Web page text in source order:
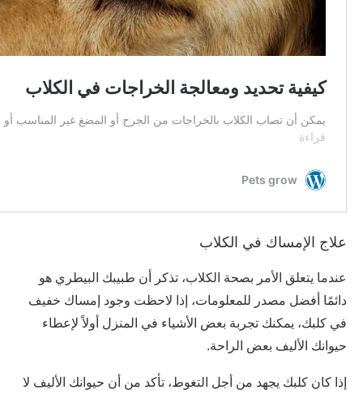
علاج الإمساك في الكلاب
عندما يتعلق الأمر بصحة الكلاب، تذكر أن طبيبك البيطري هو
دائمًا أفضل مصدر للمعلومات، إذا لاحظت وجود إمساك خفيف
في كلبك، يمكنك تجربة بعض الأشياء في المنزل أولاً لإعطاء
حيوانك الأليف بعض الراحة.
إذا كان كلبك يجهد من أجل التغوط، تأكد من أن حيوانك الأليف لا